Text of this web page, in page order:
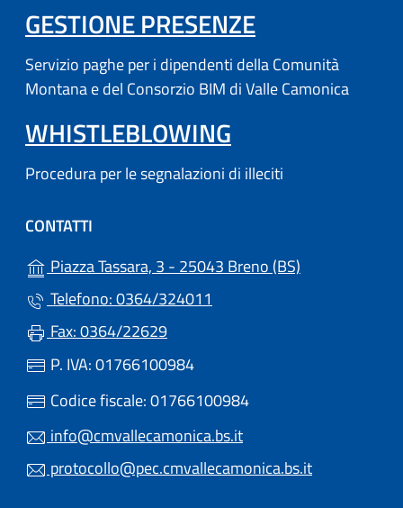
GESTIONE PRESENZE(APRE IN
Servizio paghe per i dipendenti della Comunità
Montana e del Consorzio BIM di Valle Camonica
WHISTLEBLOWING
Procedura per le segnalazioni di illeciti
CONTATTI
Piazza Tassara, 3 - 25043 Breno (BS)
Telefono: 0364/324011
Fax: 0364/22629
P. IVA: 01766100984
Codice fiscale: 01766100984
info@cmvallecamonica.bs.it
protocollo@pec.cmvallecamonica.bs.it